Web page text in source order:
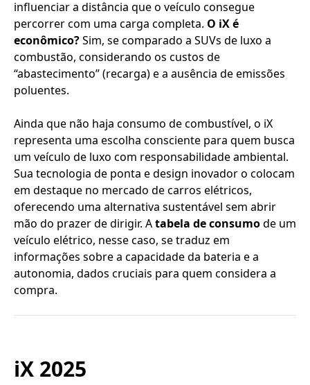
influenciar a distância que o veículo consegue
percorrer com uma carga completa. O iX é
econômico?Sim, se comparado a SUVs de luxo a
combustão, considerando os custos de
“abastecimento” (recarga) e a ausência de emissões
poluentes.
Ainda que não haja consumo de combustível, o iX
representa uma escolha consciente para quem busca
um veículo de luxo com responsabilidade ambiental.
Sua tecnologia de ponta e design inovador o colocam
em destaque no mercado de carros elétricos,
oferecendo uma alternativa sustentável sem abrir
mão do prazer de dirigir. Atabela de consumode um
veículo elétrico, nesse caso, se traduz em
informações sobre a capacidade da bateria e a
autonomia, dados cruciais para quem considera a
compra.
iX 2025